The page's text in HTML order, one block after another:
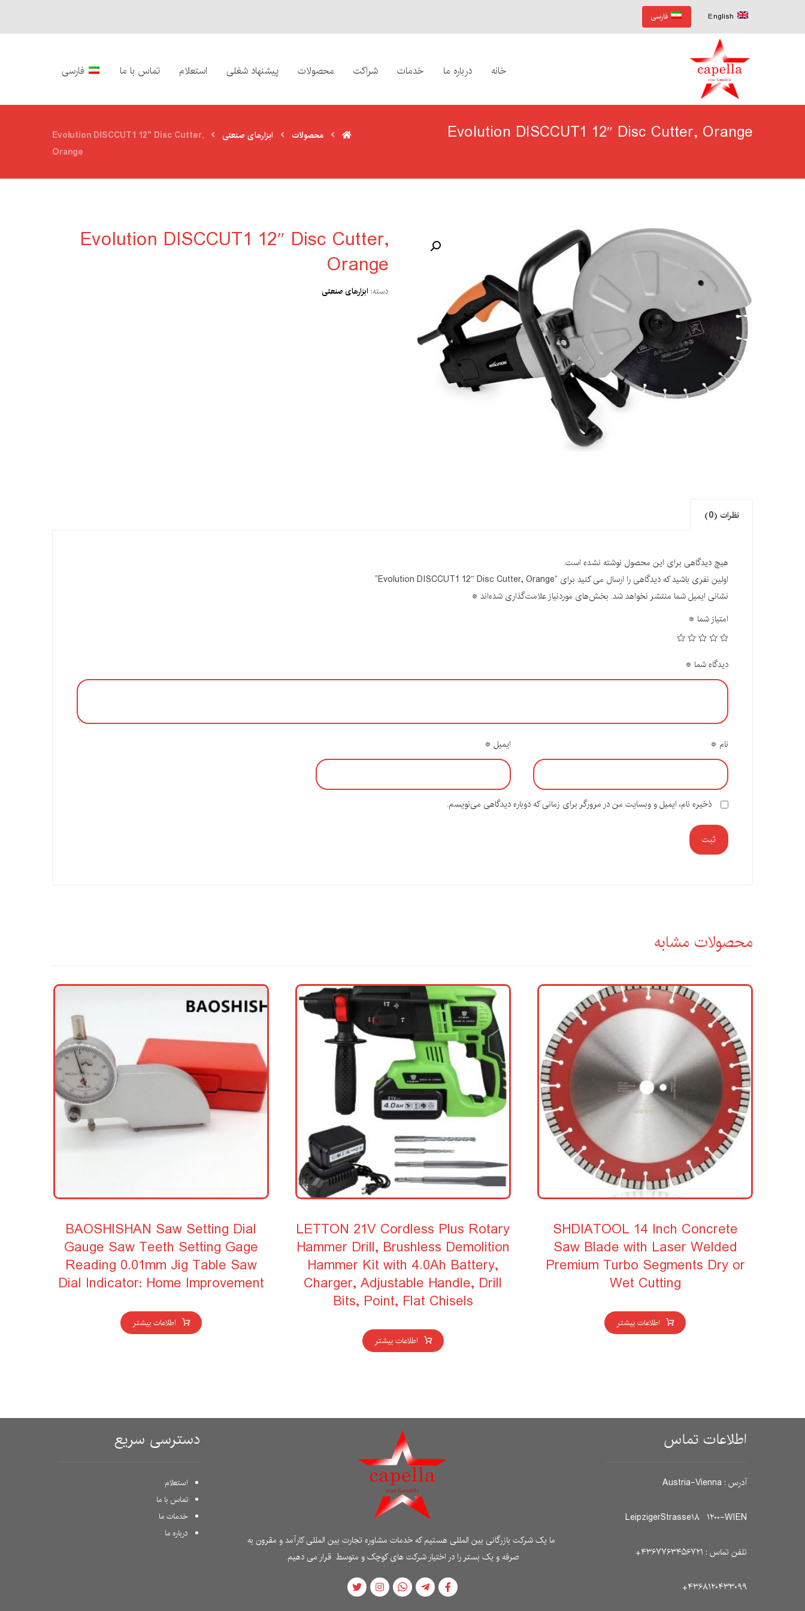
English فارسی
خانه درباره ما خدمات شراکت محصولات پیشنهاد شغلی استعلام تماس با ما فارسی
Evolution DISCCUT1 12″ Disc Cutter, Orange محصولات ابزارهای صنعتی
Evolution DISCCUT1 12" Disc Cutter,
Orange
Evolution DISCCUT1 12″ Disc Cutter,
Orange
دسته: ابزارهای صنعتی
نظرات (0)
هیچ دیدگاهی برای این محصول نوشته نشده است.
اولین نفری باشید که دیدگاهی را ارسال می کنید برای “Evolution DISCCUT1 12″ Disc Cutter, Orange”
نشانی ایمیل شما منتشر نخواهد شد. بخش‌های موردنیاز علامت‌گذاری شده‌اند *
امتیاز شما *
دیدگاه شما *
نام * ایمیل *
ذخیره نام، ایمیل و وبسایت من در مرورگر برای زمانی که دوباره دیدگاهی می‌نویسم.
ثبت
محصولات مشابه
SHDIATOOL 14 Inch Concrete
Saw Blade with Laser Welded
Premium Turbo Segments Dry or
Wet Cutting
اطلاعات بیشتر
LETTON 21V Cordless Plus Rotary
Hammer Drill, Brushless Demolition
Hammer Kit with 4.0Ah Battery,
Charger, Adjustable Handle, Drill
Bits, Point, Flat Chisels
اطلاعات بیشتر
BAOSHISHAN Saw Setting Dial
Gauge Saw Teeth Setting Gage
Reading 0.01mm Jig Table Saw
Dial Indicator: Home Improvement
اطلاعات بیشتر
اطلاعات تماس
آدرس : Austria-Vienna
LeipzigerStrasse۱۸ ۱۲۰۰-WIEN
تلفن تماس : ۴۳۶۷۷۶۳۴۵۶۷۲۱+
۴۳۶۸۱۲۰۴۳۳۰۹۹+
ما یک شرکت بازرگانی بین المللی هستیم که خدمات مشاوره تجارت بین المللی کارآمد و مقرون به
صرفه و یک بستر را در اختیار شرکت های کوچک و متوسط ​​قرار می دهیم.
دسترسی سریع
استعلام
تماس با ما
خدمات ما
درباره ما